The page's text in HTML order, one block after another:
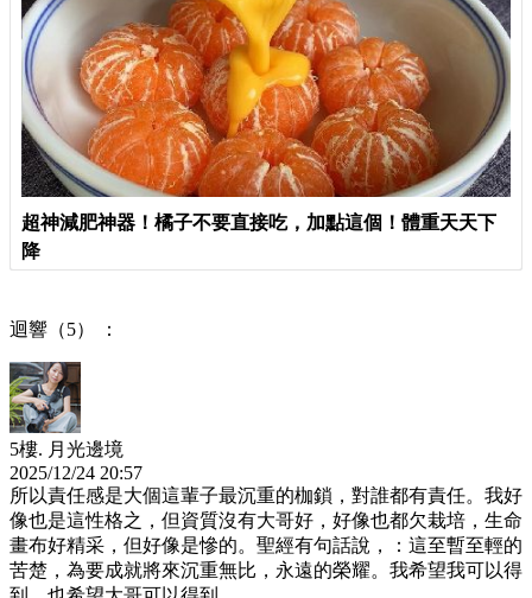
超神減肥神器！橘子不要直接吃，加點這個！體重天天下
降
迴響（5） ：
5樓. 月光邊境
2025/12/24 20:57
所以責任感是大個這輩子最沉重的枷鎖，對誰都有責任。我好
像也是這性格之，但資質沒有大哥好，好像也都欠栽培，生命
畫布好精采，但好像是慘的。聖經有句話說，：這至暫至輕的
苦楚，為要成就將來沉重無比，永遠的榮耀。我希望我可以得